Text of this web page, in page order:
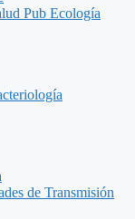
Pub Ecología
de Transmisión